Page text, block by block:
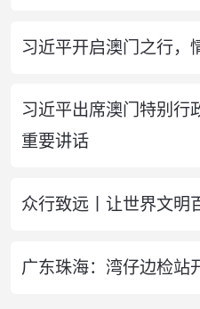
习近平开启澳门之行，
习近平出席澳门特别行
重要讲话
众行致远丨让世界文明
广东珠海：湾仔边检站